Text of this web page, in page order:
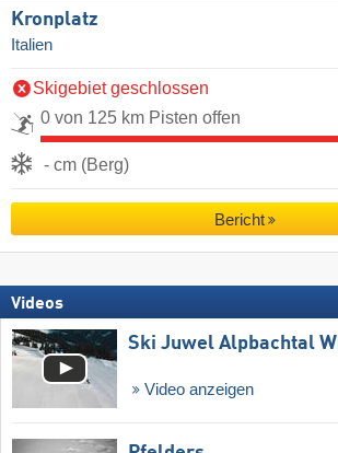
Kronplatz
Italien
Skigebiet geschlossen
0 von 125 km Pisten offen
- cm (Berg)
Bericht
Videos
Ski Juwel Alpbachtal
Video anzeigen